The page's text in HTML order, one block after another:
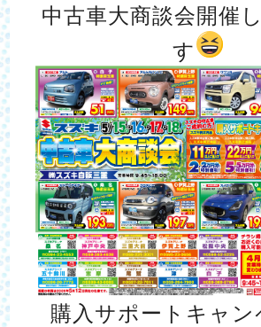
中古車大商談会開催
す
購入サポートキャン